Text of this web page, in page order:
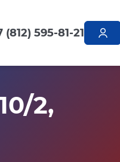
(812) 595-81-21
2,